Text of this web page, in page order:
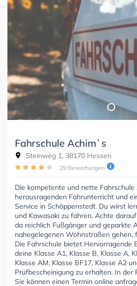
Fahrschule Achim`s
Steinweg 1, 38170 Hessen
29 Bewertungen
Die kompetente und nette
herausragenden Fahrunterricht und
Service in Schöppenstedt. Du wirst
und Kawasaki zu fahren. Achte
da reichlich Fußgänger und geparkte
nahegelegenen Wohnstraßen gehen,
Die Fahrschule bietet Hervorragende
deine Klasse A1, Klasse B, Klasse A,
Klasse AM, Klasse BF17, Klasse A2
Prüfbescheinigung zu erhalten. In der
Sie können einen Termin online